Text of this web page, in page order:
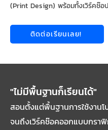
(Print Design) พร้อมทั้งเวิร์คช๊
ติดต่อเรียนเลย!
"ไม่มีพื้นฐานก็เรียนได้"
สอนตั้งแต่พื้นฐานการใช้งานโ
จนถึงเวิร์คช๊อคออกแบบกรา